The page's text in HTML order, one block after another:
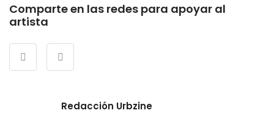
Comparte en las redes para apoyar al
artista
Redacción Urbzine